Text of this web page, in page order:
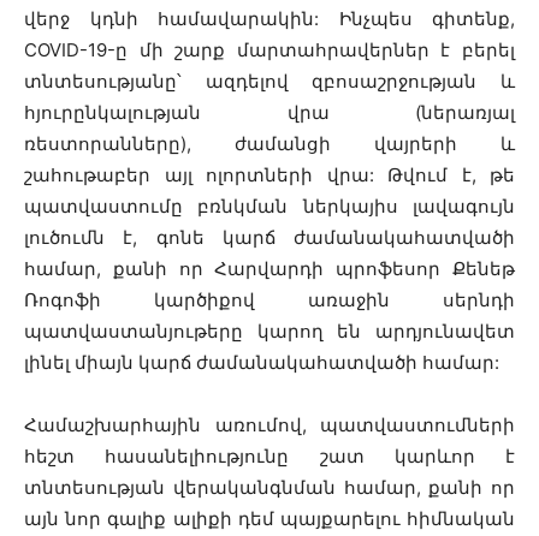
վերջ կդնի համավարակին: Ինչպես գիտենք,
COVID-19-ը մի շարք մարտահրավերներ է բերել
տնտեսությանը՝ ազդելով զբոսաշրջության և
հյուրընկալության վրա (ներառյալ
ռեստորանները), ժամանցի վայրերի և
շահութաբեր այլ ոլորտների վրա: Թվում է, թե
պատվաստումը բռնկման ներկայիս լավագույն
լուծումն է, գոնե կարճ ժամանակահատվածի
համար, քանի որ Հարվարդի պրոֆեսոր Քենեթ
Ռոգոֆի կարծիքով առաջին սերնդի
պատվաստանյութերը կարող են արդյունավետ
լինել միայն կարճ ժամանակահատվածի համար:
Համաշխարհային առումով, պատվաստումների
հեշտ հասանելիությունը շատ կարևոր է
տնտեսության վերականգնման համար, քանի որ
այն նոր գալիք ալիքի դեմ պայքարելու հիմնական